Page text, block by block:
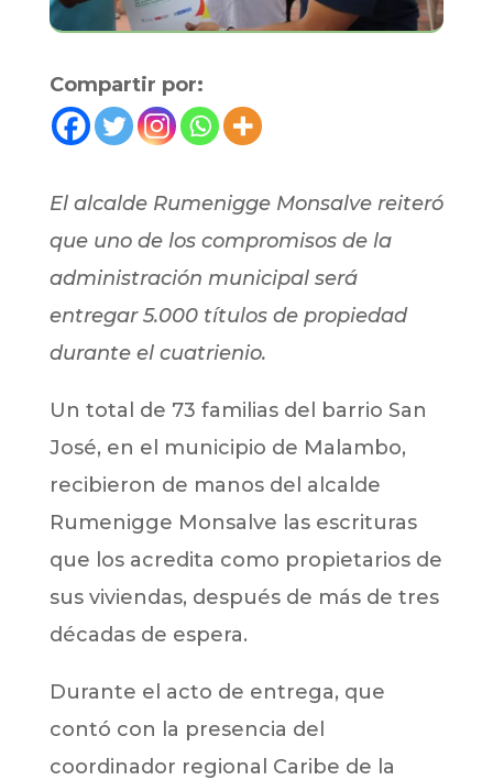
Compartir por:
El alcalde Rumenigge Monsalve reiteró
que uno de los compromisos de la
administración municipal será
entregar 5.000 títulos de propiedad
durante el cuatrienio.
Un total de 73 familias del barrio San
José, en el municipio de Malambo,
recibieron de manos del alcalde
Rumenigge Monsalve las escrituras
que los acredita como propietarios de
sus viviendas, después de más de tres
décadas de espera.
Durante el acto de entrega, que
contó con la presencia del
coordinador regional Caribe de la